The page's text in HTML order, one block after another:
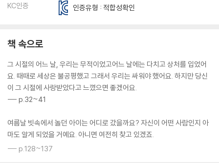
KC인증
인증유형 : 적합성확인
책 속으로
그 시절의 어느 날, 우리는 무적이었고어느 날에는 다치고 상처를 입었어
요. 때때로 세상은 불공평했고 그래서 우리는 싸워야 했어요. 하지만 당신
이 그 시절에 사랑받았다고 느꼈으면 좋겠어요.
--- p.32~41
여름날 빗속에서 놀던 아이는 어디로 갔을까요? 자신이 어떤 사람인지 아
마도 알게 되었을 거예요. 아니면 여전히 찾고 있겠죠.
--- p.128~137